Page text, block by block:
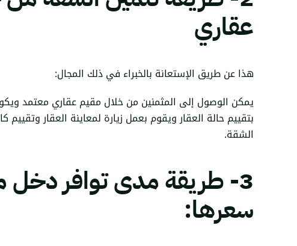
عقاري
هذا عن طريق الإستعانة بالخبراء في ذلك المجال:
يمكن الوصول إلى المثمنين من خلالمقيم عقاري معتمد
بتقييم حالة العقار ويقوم بعمل زيارة لمعاينة العقار
الشقة.
3- طريقة مدى توافر دخل
سعرها: